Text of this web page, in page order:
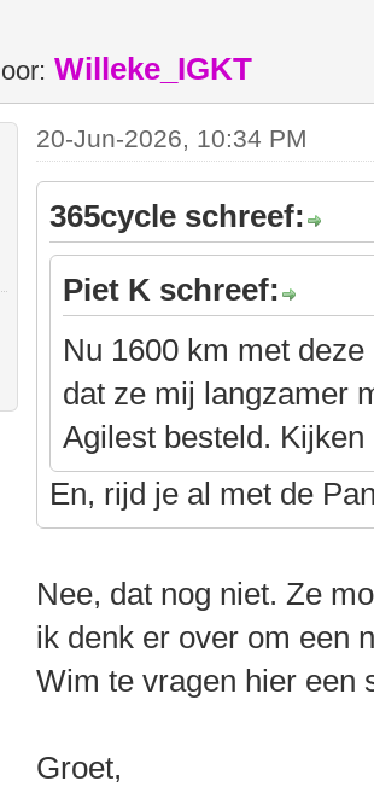
Willeke_IGKT
20-Jun-2026, 10:34 PM
365cycle schreef:
Piet K schreef:
Nu 1600 km met
dat ze mij langzamer
Agilest besteld.
En, rijd je al met de
Nee, dat nog niet. Ze
ik denk er over om een
Wim te vragen hier een
Groet,